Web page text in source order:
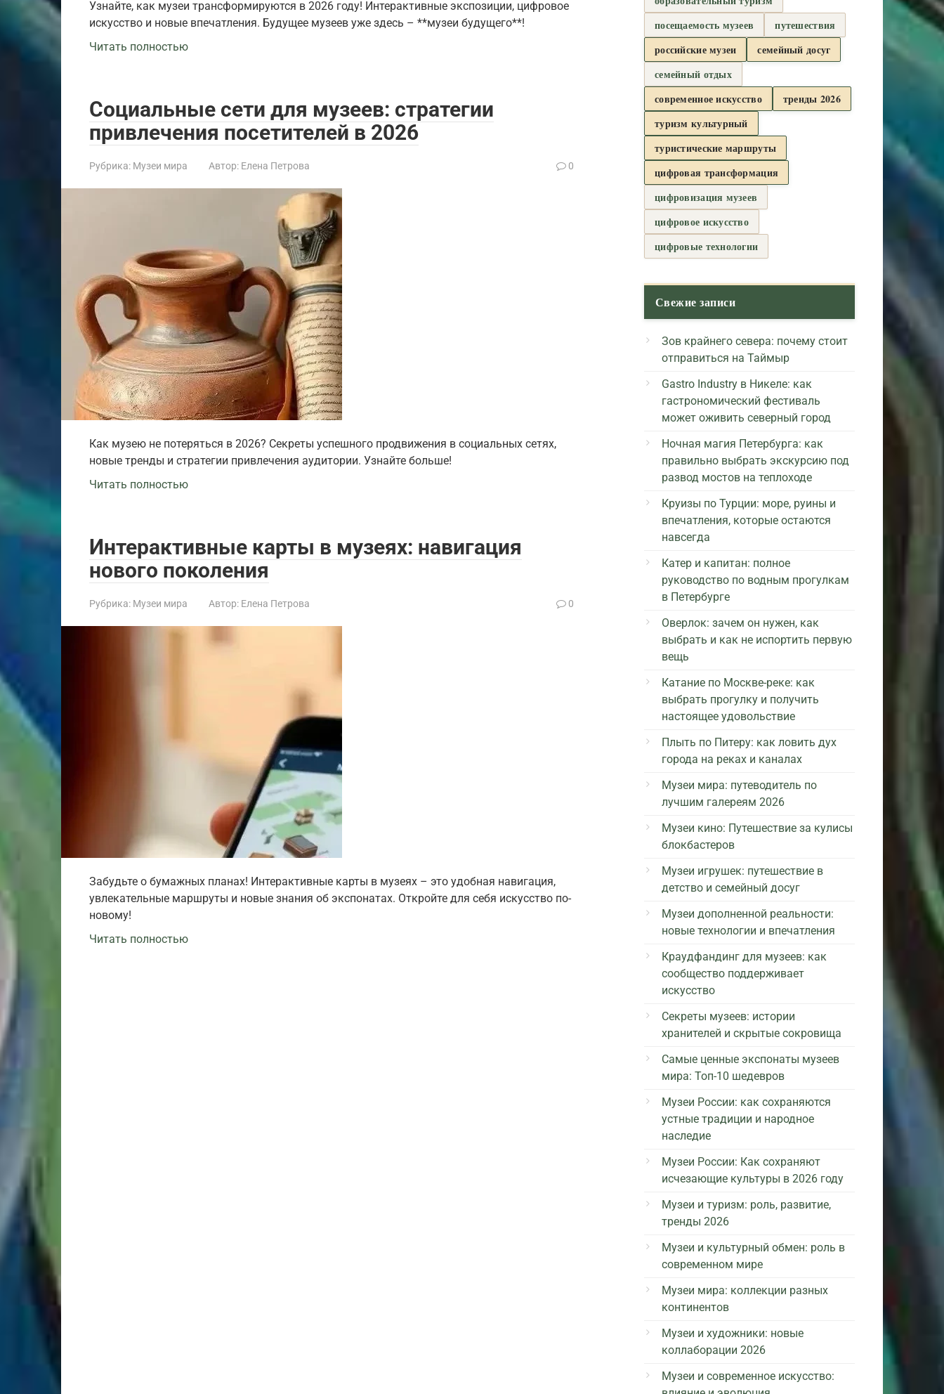
Узнайте, как музеи трансформируются в 2026 году! Интерактивные экспозиции, цифровое
искусство и новые впечатления. Будущее музеев уже здесь – **музеи будущего**!
Читать полностью
Социальные сети для музеев: стратегии
привлечения посетителей в 2026
Рубрика: Музеи мира Автор: Елена Петрова 0
Как музею не потеряться в 2026? Секреты успешного продвижения в социальных сетях,
новые тренды и стратегии привлечения аудитории. Узнайте больше!
Читать полностью
Интерактивные карты в музеях: навигация
нового поколения
Рубрика: Музеи мира Автор: Елена Петрова 0
Забудьте о бумажных планах! Интерактивные карты в музеях – это удобная навигация,
увлекательные маршруты и новые знания об экспонатах. Откройте для себя искусство по-
новому!
Читать полностью
посещаемость музеев
путешествия
российские музеи
семейный досуг
семейный отдых
современное искусство
тренды 2026
туризм культурный
туристические маршруты
цифровая трансформация
цифровизация музеев
цифровое искусство
цифровые технологии
Свежие записи
Зов крайнего севера: почему стоит
отправиться на Таймыр
Gastro Industry в Никеле: как
гастрономический фестиваль
может оживить северный город
Ночная магия Петербурга: как
правильно выбрать экскурсию под
развод мостов на теплоходе
Круизы по Турции: море, руины и
впечатления, которые остаются
навсегда
Катер и капитан: полное
руководство по водным прогулкам
в Петербурге
Оверлок: зачем он нужен, как
выбрать и как не испортить первую
вещь
Катание по Москве-реке: как
выбрать прогулку и получить
настоящее удовольствие
Плыть по Питеру: как ловить дух
города на реках и каналах
Музеи мира: путеводитель по
лучшим галереям 2026
Музеи кино: Путешествие за кулисы
блокбастеров
Музеи игрушек: путешествие в
детство и семейный досуг
Музеи дополненной реальности:
новые технологии и впечатления
Краудфандинг для музеев: как
сообщество поддерживает
искусство
Секреты музеев: истории
хранителей и скрытые сокровища
Самые ценные экспонаты музеев
мира: Топ-10 шедевров
Музеи России: как сохраняются
устные традиции и народное
наследие
Музеи России: Как сохраняют
исчезающие культуры в 2026 году
Музеи и туризм: роль, развитие,
тренды 2026
Музеи и культурный обмен: роль в
современном мире
Музеи мира: коллекции разных
континентов
Музеи и художники: новые
коллаборации 2026
Музеи и современное искусство: